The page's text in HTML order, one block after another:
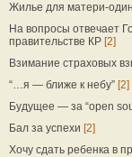
Жилье для матери-
На вопросы отвечает
правительстве КР [2]
Взимание страховых
“…я — ближе к небу” [2]
Будущее — за “open
Бал за успехи [2]
Хочу сдать ребенка в